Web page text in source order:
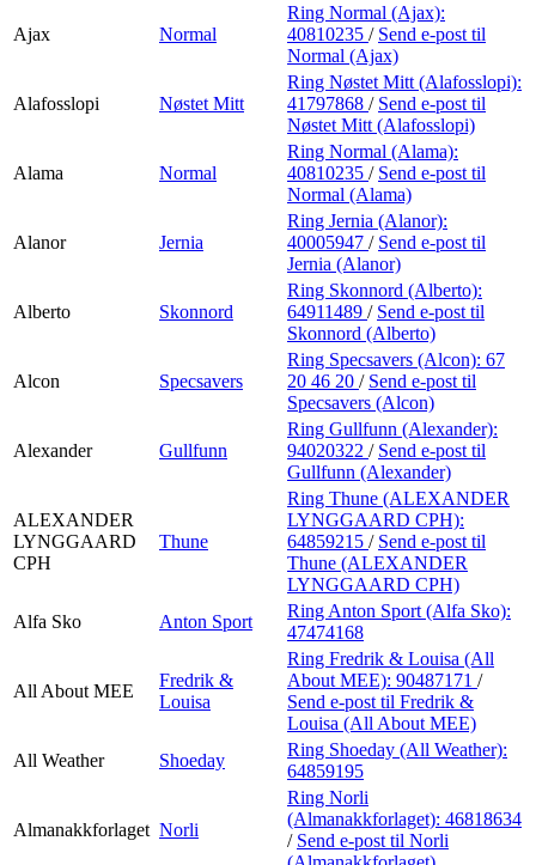
Ajax Normal
Ring Normal (Ajax):
40810235 / Send e-post til
Normal (Ajax)
Alafosslopi Nøstet Mitt
Ring Nøstet Mitt (Alafosslopi):
41797868 / Send e-post til
Nøstet Mitt (Alafosslopi)
Alama Normal
Ring Normal (Alama):
40810235 / Send e-post til
Normal (Alama)
Alanor Jernia
Ring Jernia (Alanor):
40005947 / Send e-post til
Jernia (Alanor)
Alberto Skonnord
Ring Skonnord (Alberto):
64911489 / Send e-post til
Skonnord (Alberto)
Alcon Specsavers
Ring Specsavers (Alcon): 67
20 46 20 / Send e-post til
Specsavers (Alcon)
Alexander Gullfunn
Ring Gullfunn (Alexander):
94020322 / Send e-post til
Gullfunn (Alexander)
ALEXANDER
LYNGGAARD
CPH
Thune
Ring Thune (ALEXANDER
LYNGGAARD CPH):
64859215 / Send e-post til
Thune (ALEXANDER
LYNGGAARD CPH)
Alfa Sko
Anton Sport
Ring Anton Sport (Alfa Sko):
47474168
All About MEE
Fredrik &
Louisa
Ring Fredrik & Louisa (All
About MEE): 90487171 /
Send e-post til Fredrik &
Louisa (All About MEE)
All Weather
Shoeday
Ring Shoeday (All Weather):
64859195
Almanakkforlaget Norli
Ring Norli
(Almanakkforlaget): 46818634
/ Send e-post til Norli